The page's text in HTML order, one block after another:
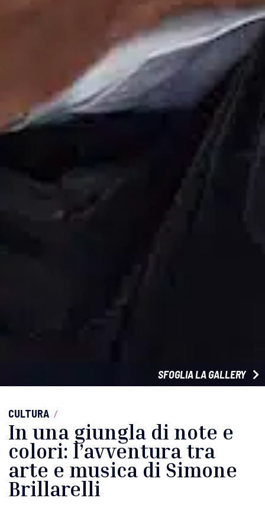
SFOGLIA LA GALLERY
CULTURA /
In una giungla di note e
colori: l’avventura tra
arte e musica di Simone
Brillarelli